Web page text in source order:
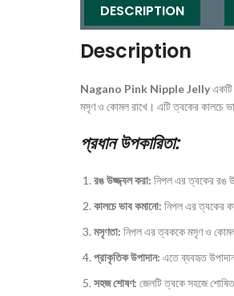
DESCRIPTION
Description
Nagano Pink Nipple Jellyএকটি
মসৃণ ও কোমল রাখে। এটি ত্বকের কালচে
প্রধান উপকারিতা:
রঙ উজ্জ্বল করা: নিপল এর ত্বকের রঙ
কালচে ভাব কমানো: নিপল এর ত্বকের
মসৃণতা: নিপল এর ত্বককে মসৃণ ও
প্রাকৃতিক উপাদান: এতে ব্যবহৃত
সহজ শোষণ: জেলটি ত্বকে সহজে